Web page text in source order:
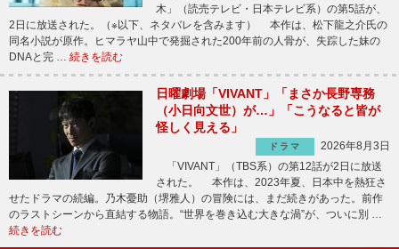
木」（読売テレビ・日本テレビ系）の第5話が、
2日に放送された。（※以下、ネタバレを含みます） 本作は、松下龍之介氏の
同名小説が原作。ヒマラヤ山中で発掘された200年前の人骨が、失踪した妹の
DNAと完 … 続きを読む
日曜劇場「VIVANT」「まさか長野専務
（小日向文世）が…」「こうなると皆が
怪しく見える」
ドラマ
2026年8月3日
「VIVANT」（TBS系）の第12話が2日に放送
された。 本作は、2023年夏、日本中を熱狂さ
せたドラマの続編。乃木憂助（堺雅人）の冒険には、まだ続きがあった。前作
のラストシーンから直結する物語。“世界を巻き込む大きな渦”が、ついに別 …
続きを読む